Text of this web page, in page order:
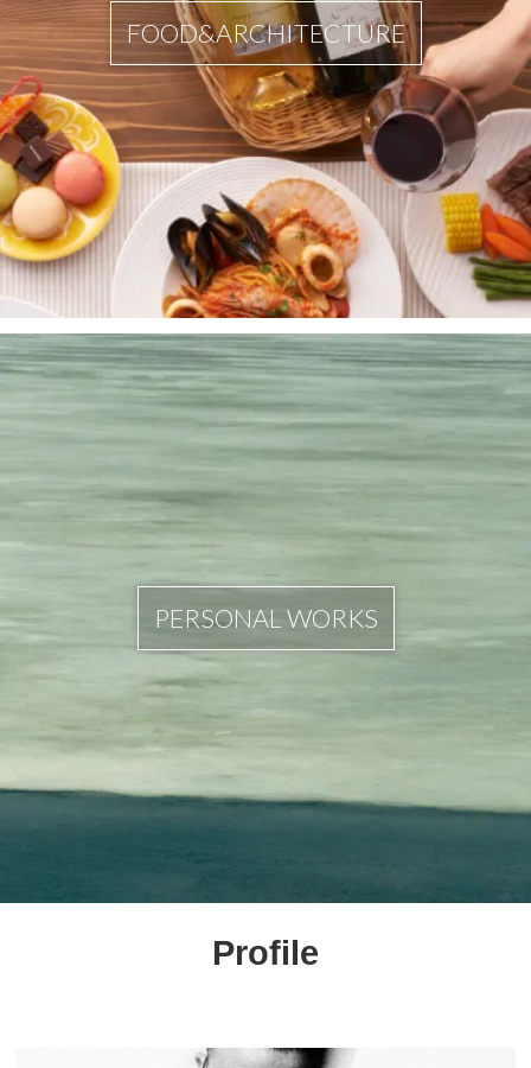
FOOD&ARCHITECTURE
PERSONAL WORKS
Profile